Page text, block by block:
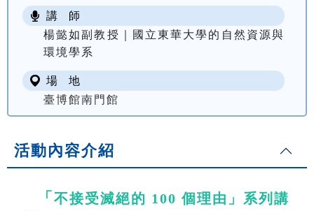
講 師
楊懿如副教授｜國立東華大學的自然資源與
環境學系
場 地
臺博館南門館
活動內容介紹
「 不接受滅絕的 100 個理由」系列講